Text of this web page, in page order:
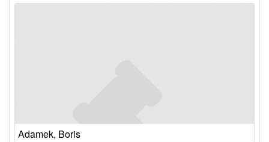
Adamek, Boris